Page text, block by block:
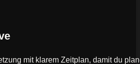
mit klarem Zeitplan, damit du